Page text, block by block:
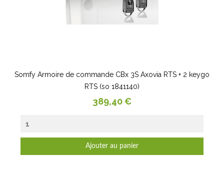
Somfy Armoire de commande CBx 3S Axovia RTS + 2 keygo
RTS (so 1841140)
Prix
389,40 €
Ajouter au panier